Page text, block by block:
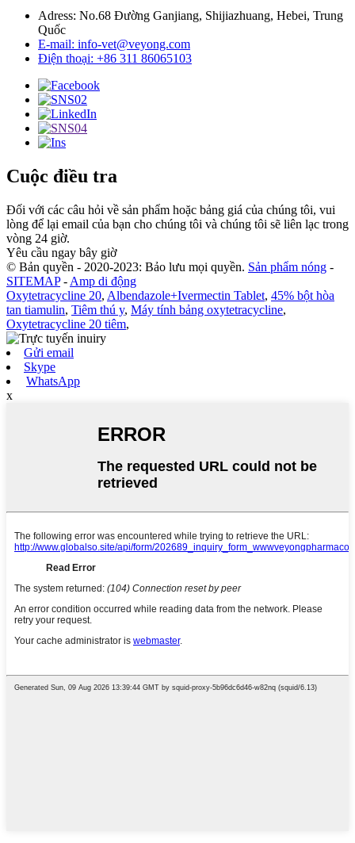
Adress: No.68 Đường Ganjiang, Shijiazhuang, Hebei, Trung
Quốc
E-mail: info-vet@veyong.com
Điện thoại: +86 311 86065103
Cuộc điều tra
Đối với các câu hỏi về sản phẩm hoặc bảng giá của chúng tôi, vui
lòng để lại email của bạn cho chúng tôi và chúng tôi sẽ liên lạc trong
vòng 24 giờ.
Yêu cầu ngay bây giờ
© Bản quyền - 2020-2023: Bảo lưu mọi quyền. Sản phẩm nóng -
SITEMAP- Amp di động
Oxytetracycline 20, Albendazole+Ivermectin Tablet, 45% bột hòa
tan tiamulin, Tiêm thú y, Máy tính bảng oxytetracycline,
Oxytetracycline 20 tiêm,
Gửi email
Skype
WhatsApp
x